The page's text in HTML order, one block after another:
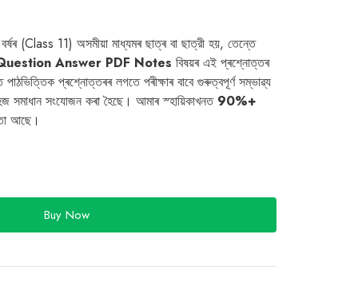
(Class 11) অসমীয়া মাধ্যমৰ ছাত্ৰ বা ছাত্রী হয়, তেন্তে
Answer PDF Notes বিষয়ৰ এই প্ৰশ্নোত্তৰ
প্ৰশ্নোত্তৰৰ লগতে পৰীক্ষাৰ বাবে গুৰুত্বপূৰ্ণ সম্ভাৱ্য
সংযোজন কৰা হৈছে। আমাৰ স্হায়িকাখনত 90%+
আছে।
Buy Now